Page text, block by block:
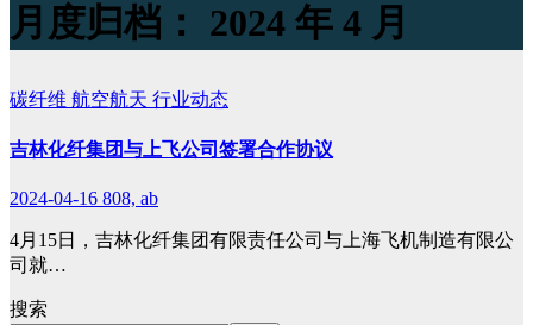
月度归档： 2024 年 4 月
碳纤维 航空航天 行业动态
吉林化纤集团与上飞公司签署合作协议
2024-04-16 808, ab
4月15日，吉林化纤集团有限责任公司与上海飞机制造有限公
司就…
搜索